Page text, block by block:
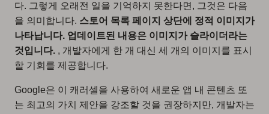
다. 그렇게 오래전 일을 기억하지 못한다면, 그것은 다음
을 의미합니다. 스토어 목록 페이지 상단에 정적 이미지가
나타납니다. 업데이트된 내용은 이미지가 슬라이더라는
것입니다. , 개발자에게 한 개 대신 세 개의 이미지를 표시
할 기회를 제공합니다.
Google은 이 캐러셀을 사용하여 새로운 앱 내 콘텐츠 또
는 최고의 가치 제안을 강조할 것을 권장하지만, 개발자는